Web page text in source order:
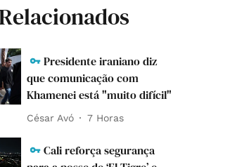
Presidente iraniano diz
que comunicação com
Khamenei está "muito difícil"
César Avó 7 Horas
Cali reforça segurança